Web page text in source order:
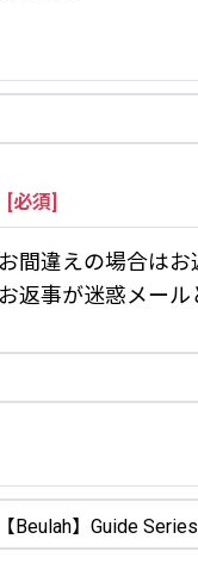
[必須]
間違えの場合は
返事が迷惑メー